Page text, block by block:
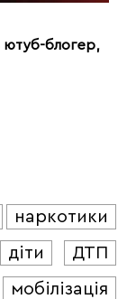
ютуб-блогер,
наркотики
діти
ДТП
мобілізація